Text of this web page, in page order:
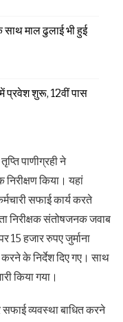
साथ माल ढुलाई भी हुई
प्रवेश शुरू, 12वीं पास
पाणीग्रही ने
किया। यहां
सफाई कार्य करते
निरीक्षक संतोषजनक जवाब
हजार रुपए जुर्माना
के निर्देश दिए गए। साथ
किया गया।
व्यवस्था बाधित करने